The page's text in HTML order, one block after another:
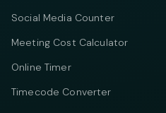
Social Media Counter
Meeting Cost Calculator
Online Timer
Timecode Converter